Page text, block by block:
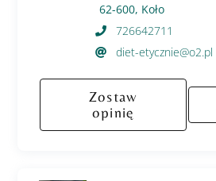
62-600, Koło
726642711
diet-etycznie@o2.pl
Zostaw
opinię